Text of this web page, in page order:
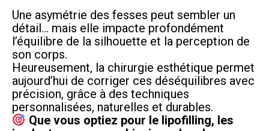
Une asymétrie des fesses peut sembler un
détail… mais elle impacte profondément
l’équilibre de la silhouette et la perception de
son corps.
Heureusement, la chirurgie esthétique permet
aujourd’hui de corriger ces déséquilibres avec
précision, grâce à des techniques
personnalisées, naturelles et durables.
Que vous optiez pour le lipofilling, les